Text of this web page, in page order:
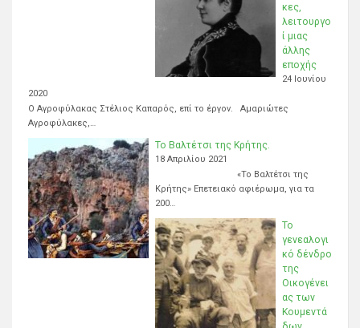
κες,
λειτουργο
ί μιας
άλλης
εποχής
24 Ιουνίου
2020
Ο Αγροφύλακας Στέλιος Καπαρός, επί το έργον. Αμαριώτες
Αγροφύλακες,…
Το Βαλτέτσι της Κρήτης.
18 Απριλίου 2021
«Το Βαλτέτσι της
Κρήτης» Επετειακό αφιέρωμα, για τα
200…
Το
γενεαλογι
κό δένδρο
της
Οικογένει
ας των
Κουμεντά